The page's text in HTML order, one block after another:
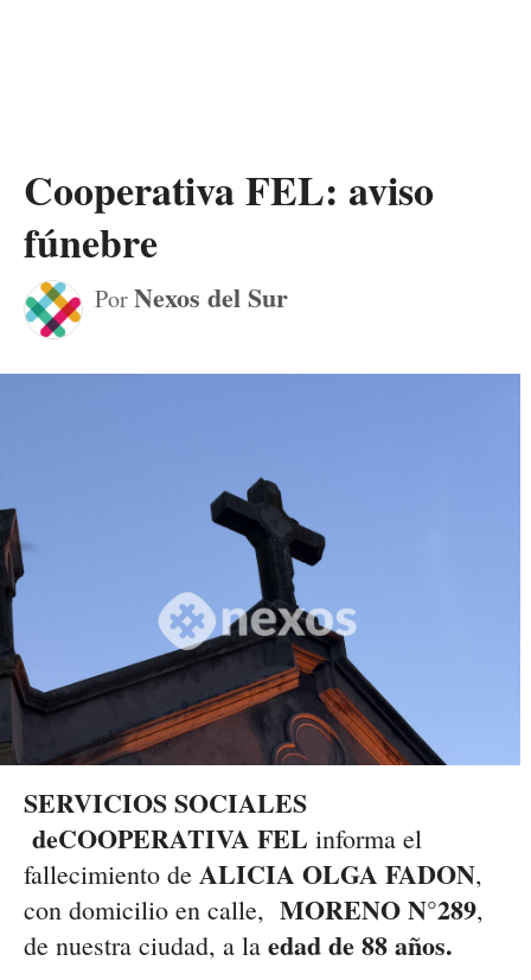
Cooperativa FEL: aviso
fúnebre
PorNexos del Sur
SERVICIOS SOCIALES
deCOOPERATIVA FEL informa el
fallecimiento de ALICIA OLGA FADON,
con domicilio en calle, MORENO N°289,
de nuestra ciudad, a la edadde88años.